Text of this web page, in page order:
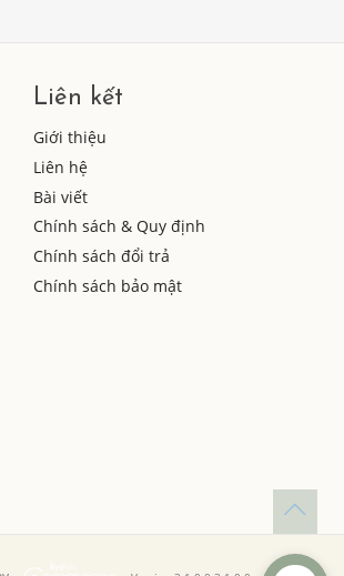
Liên kết
Giới thiệu
Liên hệ
Bài viết
Chính sách & Quy định
Chính sách đổi trả
Chính sách bảo mật